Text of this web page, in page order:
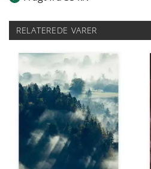
RELATEREDE VARER